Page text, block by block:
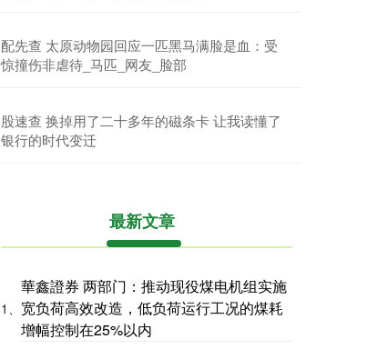
配先查 太原动物园回应一匹黑马满脸是血：受
惊撞伤非虐待_马匹_网友_脸部
股速查 换掉用了二十多年的磁条卡 让我读懂了
银行的时代变迁
最新文章
1、
華鑫證券 两部门：推动现役煤电机组实施
宽负荷高效改造，低负荷运行工况的煤耗
增幅控制在25%以内